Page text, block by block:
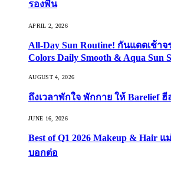
รองพื้น
APRIL 2, 2026
All-Day Sun Routine! กันแดดเช้าจ
Colors Daily Smooth & Aqua Sun
AUGUST 4, 2026
ถึงเวลาพักใจ พักกาย ให้ Barelief
JUNE 16, 2026
Best of Q1 2026 Makeup & Hair
บอกต่อ